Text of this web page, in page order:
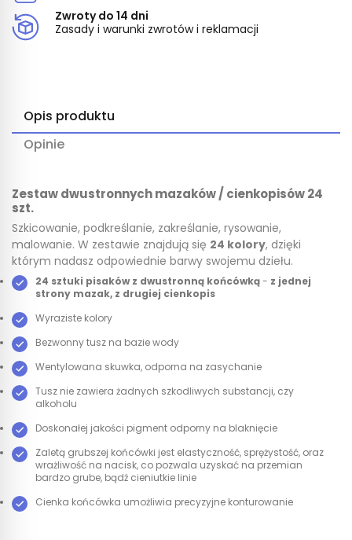
Zwroty do 14 dni
Zasady i warunki zwrotów i reklamacji
Opis produktu
Opinie
Zestaw dwustronnych mazaków / cienkopisów 24
szt.
Szkicowanie, podkreślanie, zakreślanie, rysowanie,
malowanie. W zestawie znajdują się 24 kolory, dzięki
którym nadasz odpowiednie barwy swojemu dziełu.
24 sztuki pisaków z dwustronną końcówką- z jednej
strony mazak, z drugiej cienkopis
Wyraziste kolory
Bezwonny tusz na bazie wody
Wentylowana skuwka, odporna na zasychanie
Tusz nie zawiera żadnych szkodliwych substancji, czy
alkoholu
Doskonałej jakości pigment odporny na blaknięcie
Zaletą grubszej końcówki jest elastyczność, sprężystość, oraz
wrażliwość na nacisk, co pozwala uzyskać na przemian
bardzo grube, bądź cieniutkie linie
Cienka końcówka umożliwia precyzyjne konturowanie